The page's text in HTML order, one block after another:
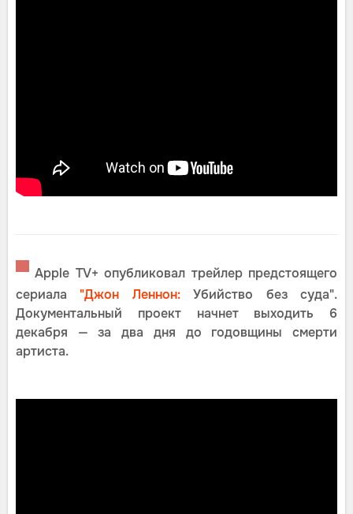
▀ Apple TV+ опубликовал трейлер предстоящего
сериала"Джон Леннон:Убийство без суда".
Документальный проект начнет выходить 6
декабря — за два дня до годовщины смерти
артиста.